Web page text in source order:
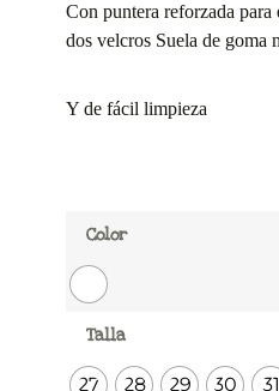
Con puntera reforzada para
dos velcros Suela de
Y de fácil limpieza
Color
Talla
27 28 29 30 31